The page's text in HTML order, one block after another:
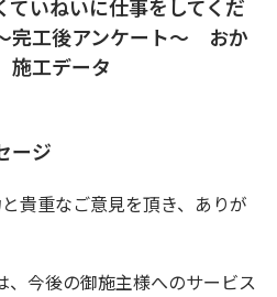
ていねいに仕事をしてくだ
完工後アンケート〜 おか
工データ
ージ
貴重なご意見を頂き、ありが
、今後の御施主様へのサービス